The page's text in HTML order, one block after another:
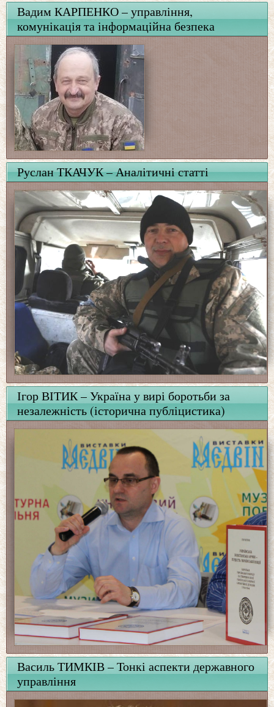
Вадим КАРПЕНКО – управління,
комунікація та інформаційна безпека
Руслан ТКАЧУК – Аналітичні статті
Ігор ВІТИК – Україна у вирі боротьби за
незалежність (історична публіцистика)
Василь ТИМКІВ – Тонкі аспекти державного
управління